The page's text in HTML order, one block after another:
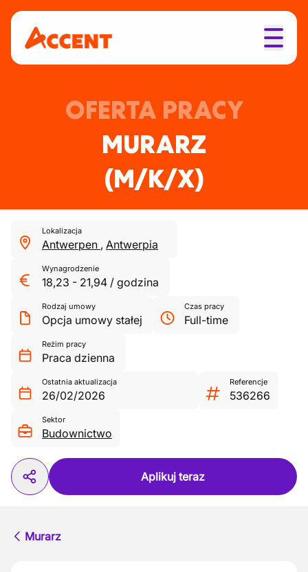
OFERTA PRACY
MURARZ
(M/K/X)
Lokalizacja
Antwerpen , Antwerpia
Wynagrodzenie
18,23 - 21,94 / godzina
Rodzaj umowy
Opcja umowy stałej
Czas pracy
Full-time
Reżim pracy
Praca dzienna
Ostatnia aktualizacja
26/02/2026
Referencje
536266
Sektor
Budownictwo
Aplikuj teraz
Murarz